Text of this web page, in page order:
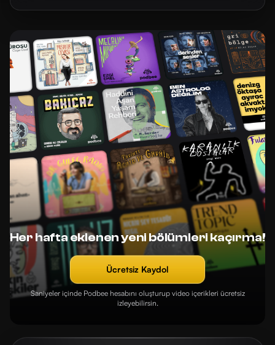
Her hafta eklenen yeni bölümleri kaçırma!
Ücretsiz Kaydol
Saniyeler içinde Podbee hesabını oluşturup video içerikleri ücretsiz
izleyebilirsin.